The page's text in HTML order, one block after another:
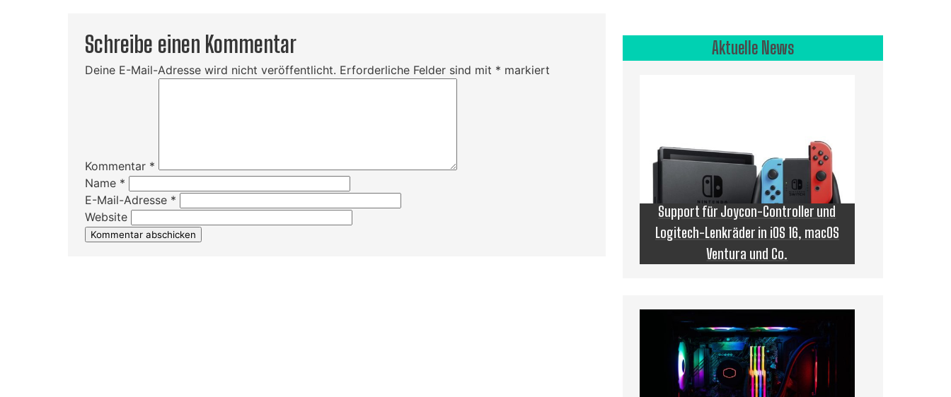
Schreibe einen Kommentar
Deine E-Mail-Adresse wird nicht veröffentlicht. Erforderliche Felder sind mit * markiert
Kommentar *
Name *
E-Mail-Adresse *
Website
Aktuelle News
Support für Joycon-Controller und
Logitech-Lenkräder in iOS 16, macOS
Ventura und Co.